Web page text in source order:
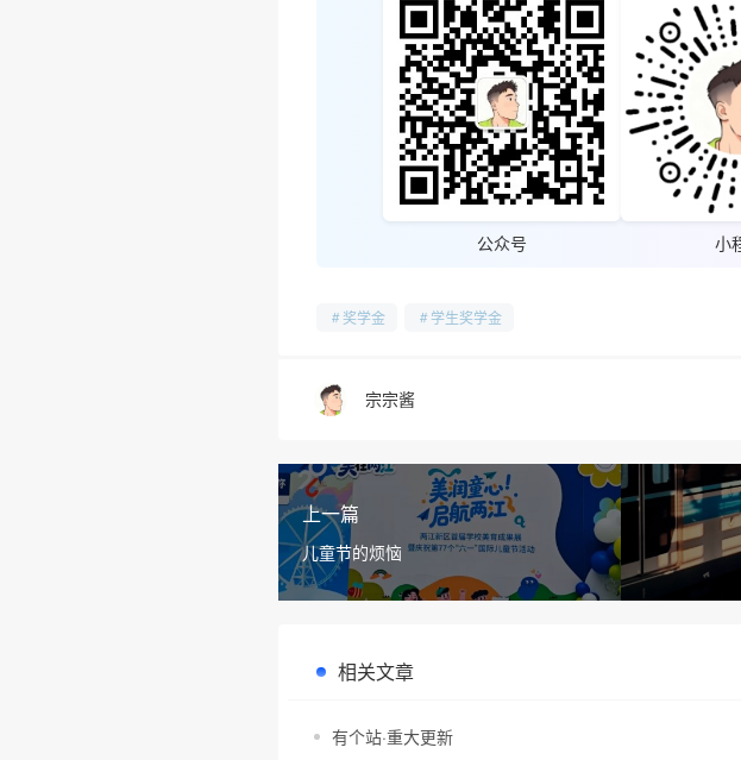
•
公众号 小
奖学金 学生奖学金
宗宗酱
上一篇
儿童节的烦恼
相关文章
有个站·重大更新